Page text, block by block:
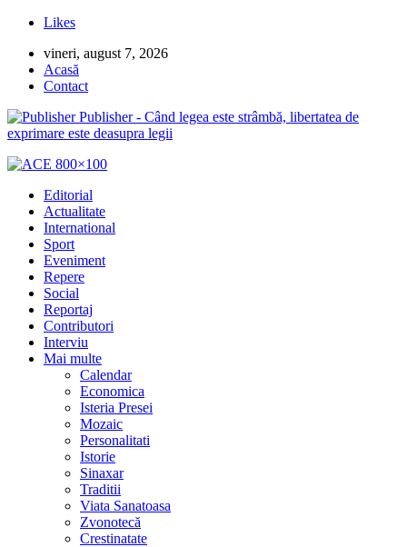
Likes
vineri, august 7, 2026
Acasă
Contact
Publisher - Când legea este strâmbă, libertatea de
exprimare este deasupra legii
Editorial
Actualitate
International
Sport
Eveniment
Repere
Social
Reportaj
Contributori
Interviu
Mai multe
Calendar
Economica
Isteria Presei
Mozaic
Personalitati
Istorie
Sinaxar
Traditii
Viata Sanatoasa
Zvonotecă
Crestinatate